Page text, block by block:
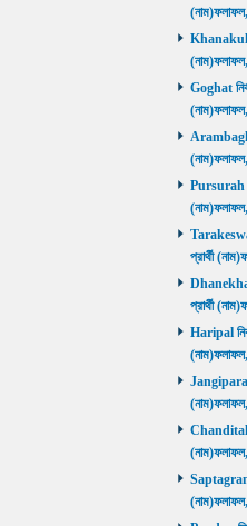
Khanakul
Goghat
Arambagh
Pursurah
প্রার্থী
Dhanekhali
প্রার্থী
Haripal
Jangipara
Chanditala
Saptagram